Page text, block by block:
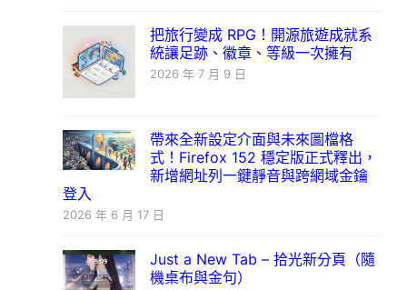
把旅行變成 RPG！開源旅遊成就系
統讓足跡、徽章、等級一次擁有
2026 年 7 月 9 日
帶來全新設定介面與未來圖檔格
式！Firefox 152 穩定版正式釋出，
新增網址列一鍵靜音與跨網域金鑰
登入
2026 年 6 月 17 日
Just a New Tab – 拾光新分頁（隨
機桌布與金句）